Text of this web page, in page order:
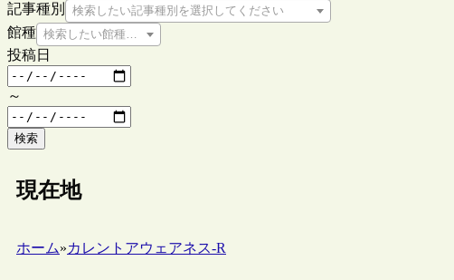
記事種別
検索したい記事種別を選択してください
館種 検索したい館種を選択してください
投稿日
～
検索
現在地
ホーム»カレントアウェアネス-R